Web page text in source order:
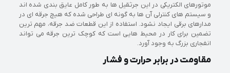
موتورهای الکتریکی در این جرثقیل ها به طور کامل عایق بندی شده اند
و سیستم های کنترلی آن ها به گونه ای طراحی شده که هیچ جرقه ای در
مدارهای برقی ایجاد نشود. استفاده از این قطعات ضد جرقه، مهم ترین
تضمین برای کار در محیط هایی است که کوچک ترین جرقه می تواند
انفجاری بزرگ به وجود آورد.
مقاومت در برابر حرارت و فشار